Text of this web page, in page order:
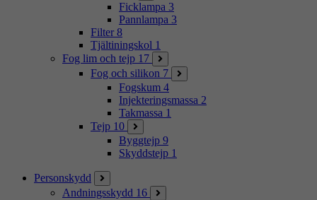
Ficklampa 3
Pannlampa 3
Filter 8
Tjältiningskol 1
Fog lim och tejp 17
Fog och silikon 7
Fogskum 4
Injekteringsmassa 2
Takmassa 1
Tejp 10
Byggtejp 9
Skyddstejp 1
Personskydd
Andningsskydd 16